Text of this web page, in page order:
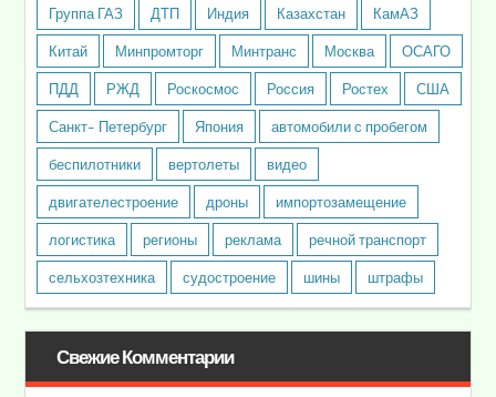
Группа ГАЗ
ДТП Индия Казахстан
КамАЗ
Китай
Минпромторг Минтранс Москва
ОСАГО
ПДД
РЖД Роскосмос Россия Ростех
США
Санкт- Петербург
Япония
автомобили с пробегом
беспилотники
вертолеты
видео
двигателестроение
дроны
импортозамещение
логистика
регионы реклама
речной транспорт
сельхозтехника
судостроение шины штрафы
Свежие Комментарии